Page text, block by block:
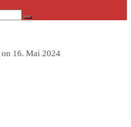
on 16. Mai 2024